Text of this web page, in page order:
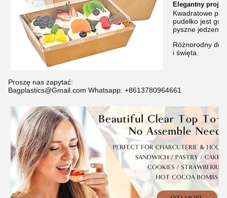
Elegantny
Kwadratowe
pudełko jest
pyszne jedzenie
Różnorodny do
i święta.
Proszę nas zapytać:
Bagplastics@Gmail.com Whatsapp: +8613780964661